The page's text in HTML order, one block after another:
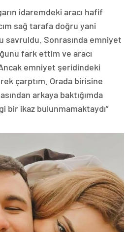
idaremdeki aracı hafif
sağ tarafa doğru yani
savruldu. Sonrasında emniyet
fark ettim ve aracı
emniyet şeridindeki
çarptım. Orada birisine
arkaya baktığımda
bir ikaz bulunmamaktaydı”